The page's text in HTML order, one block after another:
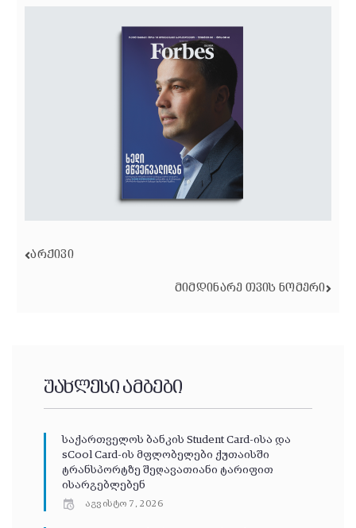
ᲐᲠᲥᲘᲕᲘ
ᲛᲘᲛᲓᲘᲜᲐᲠᲔ ᲗᲕᲘᲡ ᲜᲝᲛᲔᲠᲘ
უახლესი ამბები
საქართველოს ბანკის Student Card-ისა და
sCool Card-ის მფლობელები ქუთაისში
ტრანსპორტზე შეღავათიანი ტარიფით
ისარგებლებენ
აგვისტო 7, 2026